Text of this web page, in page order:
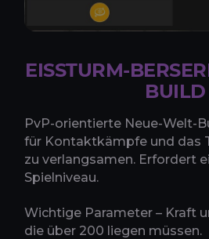
EISSTURM-
BUILD
PvP-orientierte Neue-Welt-
für Kontaktkämpfe und das
zu verlangsamen. Erfordert
Spielniveau.
Wichtige Parameter – Kraft
die über 200 liegen müssen.